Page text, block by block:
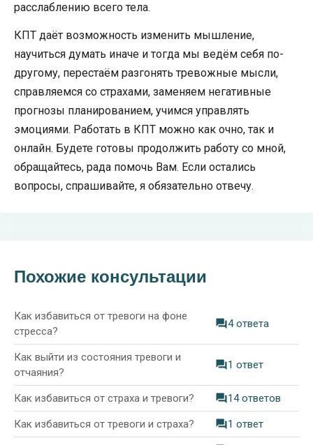
расслаблению всего тела.
КПТ даёт возможность изменить мышление,
научиться думать иначе и тогда мы ведём себя по-
другому, перестаём разгонять тревожные мысли,
справляемся со страхами, заменяем негативные
прогнозы планированием, учимся управлять
эмоциями. Работать в КПТ можно как очно, так и
онлайн. Будете готовы продолжить работу со мной,
обращайтесь, рада помочь Вам. Если остались
вопросы, спрашивайте, я обязательно отвечу.
Похожие консультации
Как избавиться от тревоги на фоне
стресса?
4 ответа
Как выйти из состояния тревоги и
отчаяния?
1 ответ
Как избавиться от страха и тревоги? 14 ответов
Как избавиться от тревоги и страха? 1 ответ